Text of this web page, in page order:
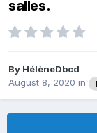
salles.
By HélèneDbcd
August 8, 2020 in